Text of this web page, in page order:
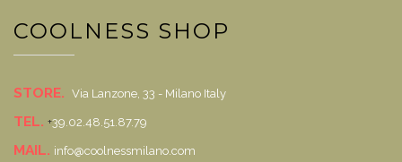
COOLNESS SHOP
STORE. Via Lanzone, 33 - Milano Italy
TEL. +39.02.48.51.87.79
MAIL. info@coolnessmilano.com